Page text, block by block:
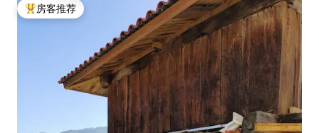
热门「房客推荐」
房客推荐